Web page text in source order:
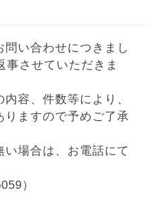
い合わせにつきまし
事させていただきま
容、件数等により、
りますので予めご了承
場合は、お電話にて
）